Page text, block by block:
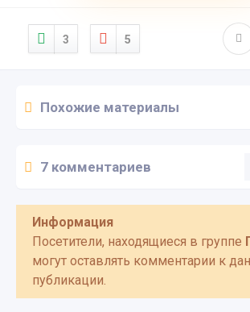
3 5
Похожие материалы
7 комментариев
Информация
Посетители, находящиеся в группе
могут оставлять комментарии к
публикации.